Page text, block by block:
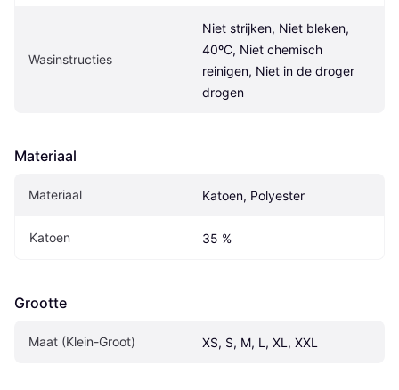
Wasinstructies
Niet strijken, Niet bleken,
40ºC, Niet chemisch
reinigen, Niet in de droger
drogen
Materiaal
Materiaal Katoen, Polyester
Katoen 35 %
Grootte
Maat (Klein-Groot) XS, S, M, L, XL, XXL